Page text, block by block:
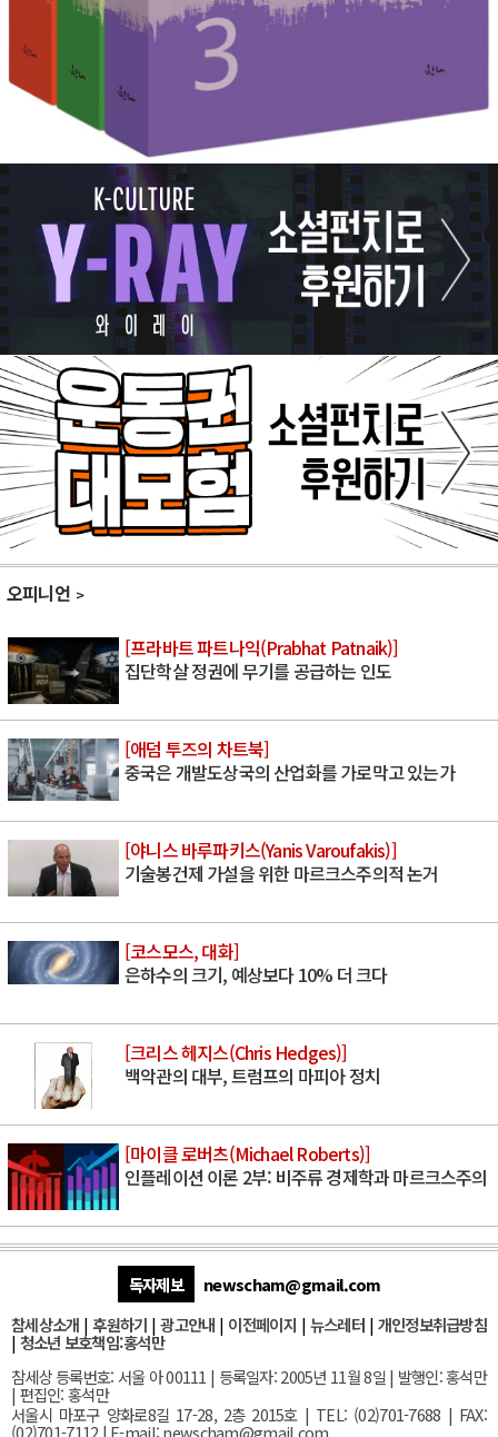
오피니언
[프라바트 파트나익(Prabhat Patnaik)]
집단학살 정권에 무기를 공급하는 인도
[애덤 투즈의 차트북]
중국은 개발도상국의 산업화를 가로막고 있는가
[야니스 바루파키스(Yanis Varoufakis)]
기술봉건제 가설을 위한 마르크스주의적 논거
[코스모스, 대화]
은하수의 크기, 예상보다 10% 더 크다
[크리스 헤지스(Chris Hedges)]
백악관의 대부, 트럼프의 마피아 정치
[마이클 로버츠(Michael Roberts)]
인플레이션 이론 2부: 비주류 경제학과 마르크스주의
독자제보
newscham@gmail.com
참세상소개 | 후원하기 |광고안내 | 이전페이지 | 뉴스레터| 개인정보취급방침
| 청소년 보호책임:홍석만
참세상 등록번호: 서울 아 00111 | 등록일자: 2005년 11월 8일 | 발행인: 홍석만
| 편집인: 홍석만
서울시 마포구 양화로8길 17-28, 2층 2015호| TEL: (02)701-7688 | FAX:
(02)701-7112 | E-mail:newscham@gmail.com